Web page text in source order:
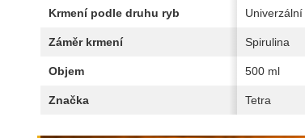
Krmení podle druhu ryb Univerzální
Záměr krmení Spirulina
Objem 500 ml
Značka Tetra